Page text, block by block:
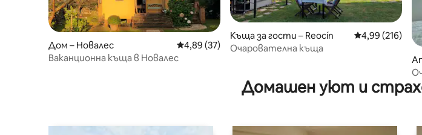
Дом – Новалес Средна оценка: 4,89 от 5, 37 отзива
4,89 (37)
Ваканционна къща в Новалес
Къща за гости – Reocín Средна
4,99 (216)
Очарователна къща
Домашен уют и